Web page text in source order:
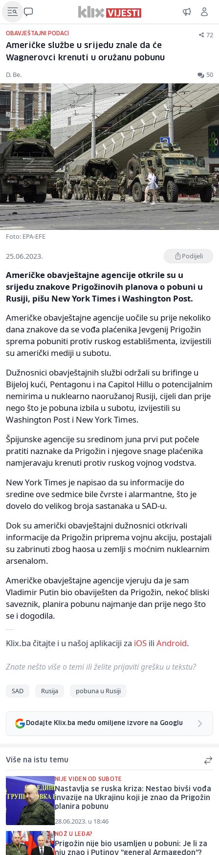
OBAVJEŠTAJNI PODACI 72
Američke službe u srijedu znale da će
Wagnerovci krenuti u oružanu pobunu
D. Be. 50
Foto: EPA-EFE
25.06.2023. Podijeli
Američke obavještajne agencije otkrile su u
srijedu znakove Prigožinovih planova o pobuni u
Rusiji, pišu New York Times i Washington Post.
Američke obavještajne agencije uočile su prije nekoliko
dana znakove da se vođa plaćenika Jevgenij Prigožin
sprema pobuniti protiv ruskog establišmenta, izvijestili
su američki mediji u subotu.
Dužnosnici obavještajnih službi održali su brifinge u
Bijeloj kući, Pentagonu i na Capitol Hillu o potencijalnim
nemirima u nuklearno naoružanoj Rusiji, cijeli dan prije
nego što je pobuna izbila u subotu, izvijestili su
Washington Post i New York Times.
Špijunske agencije su sredinom juna prvi put počele
pratiti naznake da Prigožin i njegove snage plaćenika
namjeravaju krenuti protiv ruskog vojnog vodstva.
New York Times je napisao da su informacije do
sredine ove sedmice bile čvrste i alarmantne, što je
dovelo do velikog broja sastanaka u SAD-u.
Dok su američki obavještajni dužnosnici otkrivali
informacije da Prigožin priprema vojnu akciju, postajali
su zabrinuti zbog haosa u zemlji s moćnim nuklearnim
arsenalom.
Američke obavještajne agencije vjeruju da je sam
Vladimir Putin bio obaviješten da Prigožin, nekoć bliski
saveznik, planira pobunu najmanje dan prije nego što
se i dogodila.
Klix.ba čitajte i u našoj aplikaciji za iOS ili Android.
Znate nešto više o temi ili želite prijaviti grešku u tekstu?
SAD Rusija pobuna u Rusiji
Dodajte Klix.ba među omiljene izvore na Googlu
Više na istu temu
NIJE VIĐEN OD SUBOTE
Nastavlja se ruska kriza: Nestao bivši vođa
invazije na Ukrajinu koji je znao da Prigožin
planira pobunu
28.06.2023. u 18:46
NOŽ U LEĐA?
Prigožin nije bio usamljen u pobuni: Je li za
nju znao i Putinov "general Armagedon"?